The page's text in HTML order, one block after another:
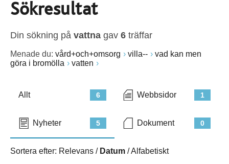
Sökresultat
Din sökning på vattna gav 6 träffar
Menade du: vård+och+omsorg villa--
vad kan men
göra i bromölla
vatten
6
Allt 1
Webbsidor
5
Nyheter 0
Dokument
Sortera efter: Relevans / Datum /Alfabetiskt